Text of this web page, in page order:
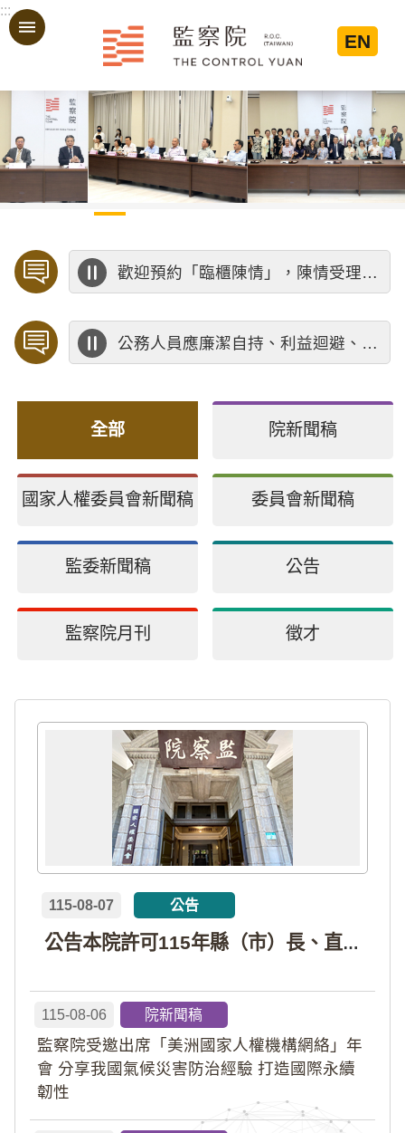
跳到主要內容區塊
:::
EN
歡迎預約「臨櫃陳情」，陳情受理中心將優先排定人員與您接談，釐清案情爭點後收案處理，以節省您的寶貴時間。
公務人員應廉潔自持、利益迴避、依法公正執行公務～考試院公務人員保障暨培訓委員會～
全部 院新聞稿
國家人權委員會新聞稿 委員會新聞稿
監委新聞稿 公告
監察院月刊 徵才
公告本院許可115年縣（市）長、直轄市議員、縣（市）議員擬參選人開立政治獻金專戶共計4戶。各專戶得收受政治獻金期間為自專戶許可設立日起至115年11月27日止，專戶名冊詳如附件。
115-08-07 公告
115-08-06 院新聞稿
監察院受邀出席「美洲國家人權機構網絡」年
會 分享我國氣候災害防治經驗 打造國際永續
韌性